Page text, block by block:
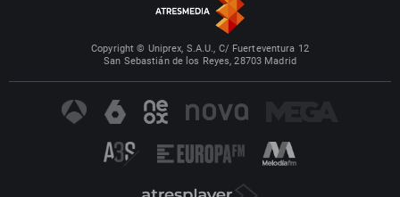
Copyright © Uniprex, S.A.U., C/ Fuerteventura 12
San Sebastián de los Reyes, 28703 Madrid